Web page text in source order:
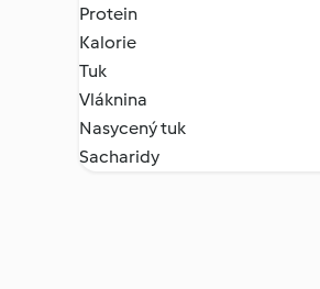
Protein
Kalorie
Tuk
Vláknina
Nasycený tuk
Sacharidy